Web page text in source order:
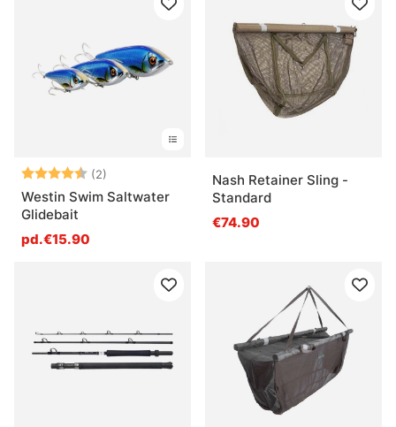
Note: (2)
Westin Swim Saltwater
Glidebait
pd.€15.90
Nash Retainer Sling -
Standard
€74.90